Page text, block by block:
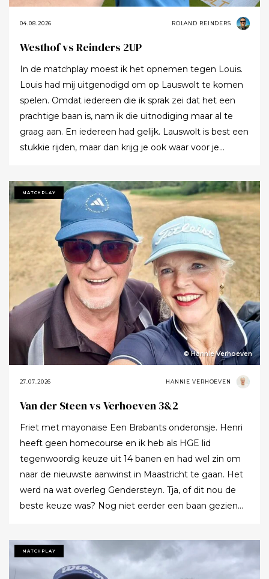
04.08.2026 ROLAND REINDERS
Westhof vs Reinders 2UP
In de matchplay moest ik het opnemen tegen Louis.
Louis had mij uitgenodigd om op Lauswolt te komen
spelen. Omdat iedereen die ik sprak zei dat het een
prachtige baan is, nam ik die uitnodiging maar al te
graag aan. En iedereen had gelijk. Lauswolt is best een
stukkie rijden, maar dan krijg je ook waar voor je
twaalf heb gezegd dat ik het zo’n mooie baan vond.
Tot ik uiteindelijk aankondigde dat ik het nu echt niet
meer ging zeggen.
MATCHPLAY
© Hannie Verhoeven
27.07.2026 HANNIE VERHOEVEN
Van der Steen vs Verhoeven 3&2
Friet met mayonaise Een Brabants onderonsje. Henri
heeft geen homecourse en ik heb als HGE lid
tegenwoordig keuze uit 14 banen en had wel zin om
naar de nieuwste aanwinst in Maastricht te gaan. Het
werd na wat overleg Gendersteyn. Tja, of dit nou de
beste keuze was? Nog niet eerder een baan gezien
voor meer banen? Ze hebben echt hun best gedaan
om de afslagplaatsen en de greens groen te houden
MATCHPLAY